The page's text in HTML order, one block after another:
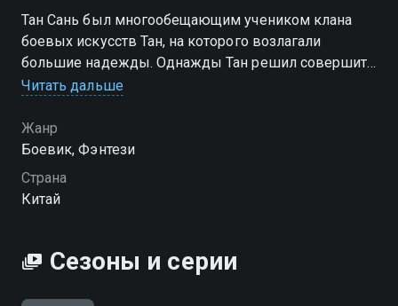
Тан Сань был многообещающим учеником клана
боевых искусств Тан, на которого возлагали
большие надежды. Однажды Тан решил совершить
серьёзное преступление и украсть у клана
смерти в этом мире
Читать дальше
Жанр
Боевик, Фэнтези
Страна
Китай
Сезоны и серии